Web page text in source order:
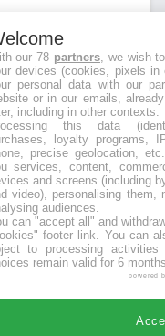
la Rigourdière
our 78 partners, we wish
devices (cookies, pixels
personal data with our
or in our emails,
including in other contexts.
this data
loyalty programs,
precise geolocation,
services, content,
and screens (including
video), personalising them,
audiences.
can "accept all" and
footer link . You can
to processing
remain valid for 6
powered